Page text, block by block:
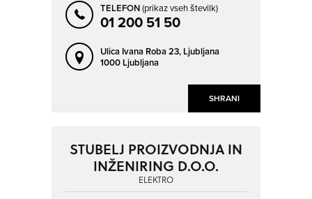
SHRANI
TELEFON(prikaz vseh številk)
01 200 51 50
Ulica Ivana Roba 23, Ljubljana
1000 Ljubljana
STUBELJ PROIZVODNJA IN
INŽENIRING D.O.O.
ELEKTRO